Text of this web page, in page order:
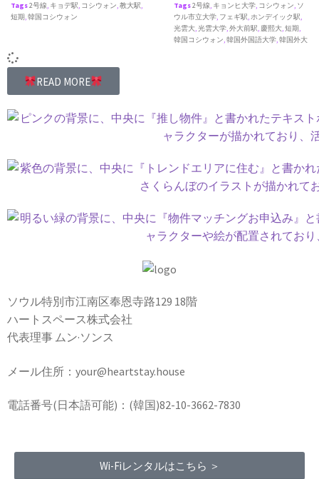
Tags2号線, キョデ駅, コシウォン,教大駅,
短期,韓国コシウォン
Tags2号線, キョンヒ大学, コシウォン, ソ
ウル市立大学, フェギ駅,ホンデイック駅,
光雲大,光雲大学,外大前駅, 慶熙大,短期,
韓国コシウォン,韓国外国語大学,韓国外大
READ MORE
ソウル特別市江南区奉恩寺路129 18階
ハートスペース株式会社
代表理事 ムン·ソンス
メール住所：your@heartstay.house
電話番号(日本語可能)：(韓国)82-10-3662-7830
Wi-Fiレンタルはこちら ＞